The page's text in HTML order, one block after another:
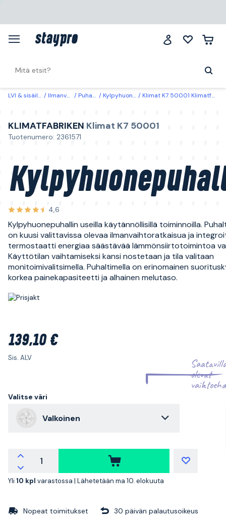
LVI & sisäilma Ilmanvaihto Puhaltimet Kylpyhuonepuhaltimet Klimat K7 50001 Klimatfabriken Kylpyhuonepuhallin Valkoinen
KLIMATFABRIKEN Klimat K7 50001
Tuotenumero: 2361571
4,6
Kylpyhuonepuhallin useilla käytännöllisillä toiminnoilla.
on kuusi valittavissa olevaa ilmanvaihtoratkaisua ja
termostaatti energiaa säästävää lämmönsiirtotoimintoa
Käyttötilan vaihtamiseksi kansi nostetaan ja tila valitaan
monitoimivalitsimella. Puhaltimella on erinomainen
korkea painekapasiteetti ja alhainen melutaso.
139,10 €
Sis. ALV
olevat
Valitse väri
Valkoinen
Yli 10 kpl varastossa | Lähetetään ma 10. elokuuta
Nopeat toimitukset 30 päivän palautusoikeus